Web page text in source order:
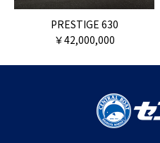
PRESTIGE 630
￥42,000,000